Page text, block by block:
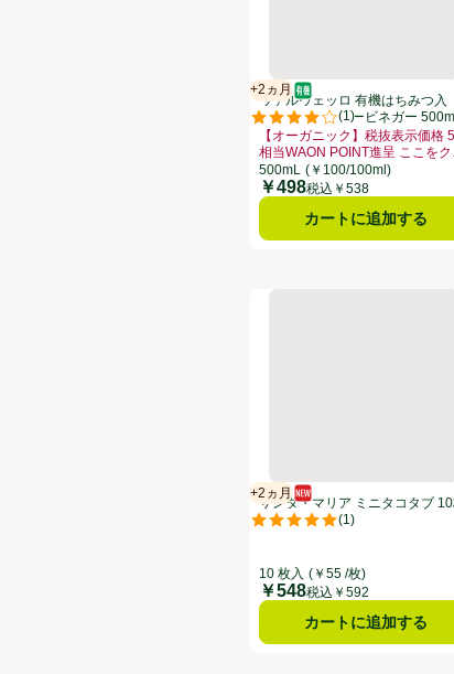
+2ヵ月
賞味・消費期限保証：2ヵ
オーガニック/有機
(1)
評価は1件のレビューで5点
ヴァルヴェッロ 有機はちみつ入
アップルサイダービネガー
【オーガニック】税抜表示価格
相当WAON POINT進呈 ここをク
リック
お買い得品名：【オーガニック
500mL (￥100/100ml)
価格
￥498税込￥538
カートに追加する
サンタ・マリア ミニタコ
+2ヵ月
賞味・消費期限保証：2ヵ
新商品
(1)
評価は1件のレビューで5点
サンタ・マリア ミニタコタブ
入
10 枚入 (￥55 /枚)
価格
￥548税込￥592
カートに追加する